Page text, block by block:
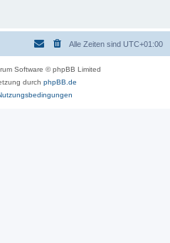
Alle Zeiten sind UTC+01:00
Software © phpBB Limited
durch phpBB.de